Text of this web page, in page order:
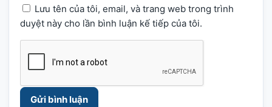
Lưu tên của tôi, email, và trang web trong trình
duyệt này cho lần bình luận kế tiếp của tôi.